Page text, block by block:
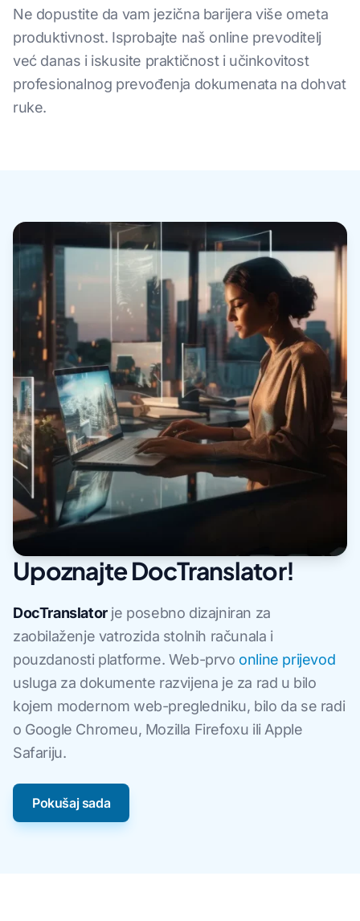
Ne dopustite da vam jezična barijera više ometa
produktivnost. Isprobajte naš online prevoditelj
već danas i iskusite praktičnost i učinkovitost
profesionalnog prevođenja dokumenata na dohvat
ruke.
Upoznajte DocTranslator!
DocTranslatorje posebno dizajniran za
zaobilaženje vatrozida stolnih računala i
pouzdanosti platforme. Web-prvo online prijevod
usluga za dokumente razvijena je za rad u bilo
kojem modernom web-pregledniku, bilo da se radi
o Google Chromeu, Mozilla Firefoxu ili Apple
Safariju.
Pokušaj sada